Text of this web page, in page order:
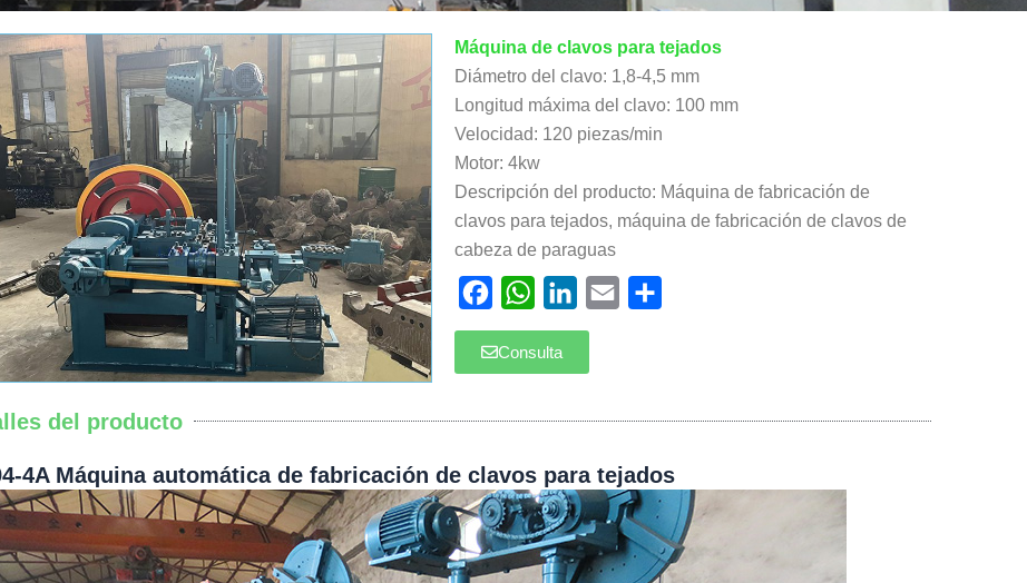
Máquina de clavos para tejados
Diámetro del clavo: 1,8-4,5 mm
Longitud máxima del clavo: 100 mm
Velocidad: 120 piezas/min
Motor: 4kw
Descripción del producto: Máquina de fabricación de
clavos para tejados, máquina de fabricación de clavos de
cabeza de paraguas
FacebookWhatsAppLinkedIn
Email
Consulta
del producto
4A Máquina automática de fabricación de clavos para tejados